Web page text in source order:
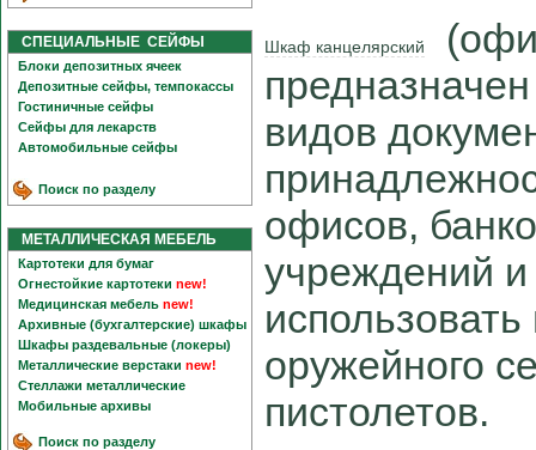
СПЕЦИАЛЬНЫЕ СЕЙФЫ
Блоки депозитных ячеек
Депозитные сейфы, темпокассы
Гостиничные сейфы
Сейфы для лекарств
Автомобильные сейфы
Поиск по разделу
МЕТАЛЛИЧЕСКАЯ МЕБЕЛЬ
Картотеки для бумаг
Огнестойкие картотеки new!
Медицинская мебель new!
Архивные (бухгалтерские) шкафы
Шкафы раздевальные (локеры)
Металлические верстаки new!
Стеллажи металлические
Мобильные архивы
Поиск по разделу
Шкаф канцелярский
видов
офисов,
учреждений
использовать
оружейного
пистолетов.